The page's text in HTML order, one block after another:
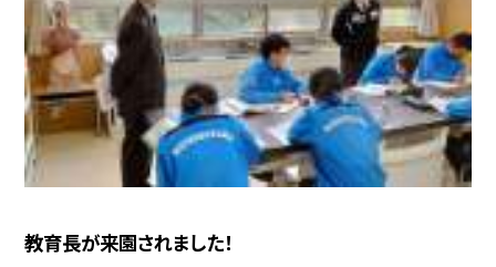
教育長が来園されました！